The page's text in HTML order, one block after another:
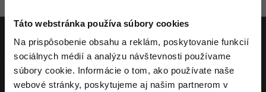
Táto webstránka používa súbory cookies
Na prispôsobenie obsahu a reklám, poskytovanie funkcií
sociálnych médií a analýzu návštevnosti používame
súbory cookie. Informácie o tom, ako používate naše
webové stránky, poskytujeme aj našim partnerom v
Kotlin -80%
Céčko -80%
Copywriting
MS Office -80%
Google Dokumenty
Adobe InDesign
Adobe After Effects
Blender -80%
ITnetwork.sk
Učíme národ IT